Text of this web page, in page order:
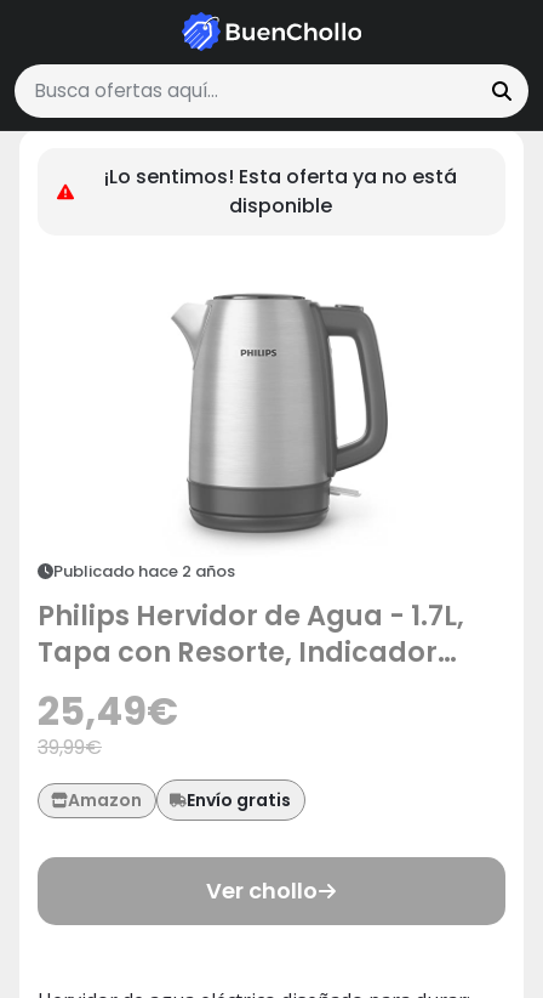
Buscar ofertas
Hogar y Cocina Philips Hervidor de Agua - 1.7L, Tapa con
¡Lo sentimos! Esta oferta ya no está
disponible
Publicado hace 2 años
Philips Hervidor de Agua - 1.7L,
Tapa con Resorte, Indicador
Luminoso, Acero Inox, Base con
Giro (HD9350/90)
25,49€
39,99€
Amazon Envío gratis
Ver chollo